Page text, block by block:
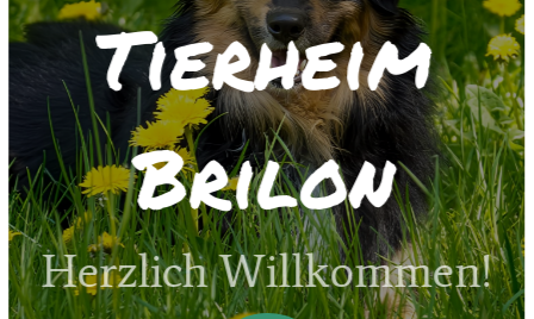
Tierheim
Brilon
Herzlich Willkommen!